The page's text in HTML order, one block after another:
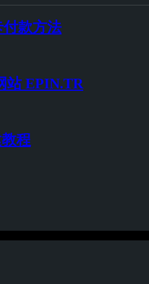
款方法
站 EPIN.TR
程